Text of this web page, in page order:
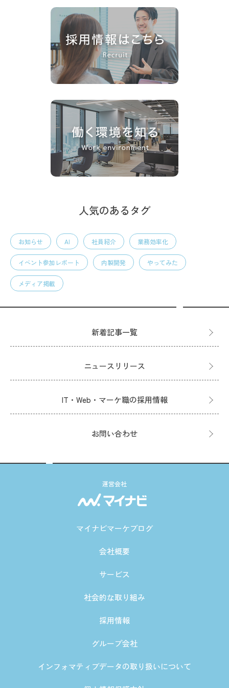
人気のあるタグ
お知らせ AI 社員紹介 業務効率化
イベント参加レポート 内製開発 やってみた
メディア掲載
新着記事一覧
ニュースリリース
IT・Web・マーケ職の採用情報
お問い合わせ
運営会社
マイナビマーケブログ
会社概要
サービス
社会的な取り組み
採用情報
グループ会社
インフォマティブデータの取り扱いについて